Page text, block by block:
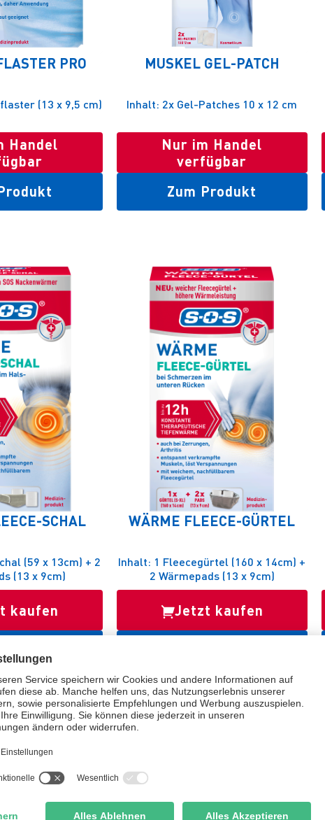
PRO
(13 x 9,5 cm)
Handel
MUSKEL GEL-PATCH
Inhalt: 2x Gel-Patches 10 x 12 cm
Nur im Handel
verfügbar
Zum Produkt
SCHAL
(59 x 13cm) + 2
(13 x 9cm)
kaufen
WÄRME FLEECE-GÜRTEL
Inhalt: 1 Fleecegürtel (160 x 14cm) +
2 Wärmepads (13 x 9cm)
Jetzt kaufen